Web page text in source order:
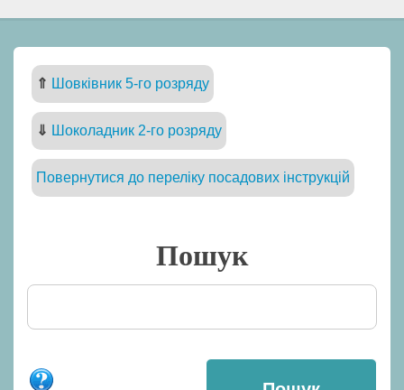
⇑ Шовківник 5-го розряду
⇓ Шоколадник 2-го розряду
Повернутися до переліку посадових інструкцій
Пошук